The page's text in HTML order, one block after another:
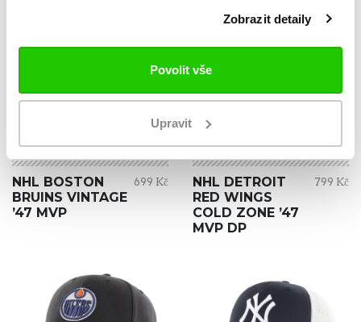
Zobrazit detaily
Povolit vše
Upravit
NOVINKA
NHL BOSTON
BRUINS VINTAGE
’47 MVP
699 Kč
NOVINKA
NHL DETROIT
RED WINGS
COLD ZONE ’47
MVP DP
799 Kč